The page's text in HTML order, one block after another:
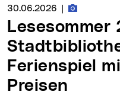
Medienservice vom:
30.06.2026 Fotos zur
Lesesommer 2026:
Ferienspiel
Preisen